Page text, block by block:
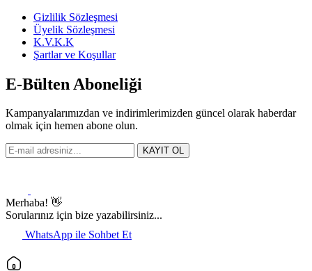
Gizlilik Sözleşmesi
Üyelik Sözleşmesi
K.V.K.K
Şartlar ve Koşullar
E-Bülten Aboneliği
Kampanyalarımızdan ve indirimlerimizden güncel olarak haberdar
olmak için hemen abone olun.
KAYIT OL
Merhaba! 👋
Sorularınız için bize yazabilirsiniz...
WhatsApp ile Sohbet Et